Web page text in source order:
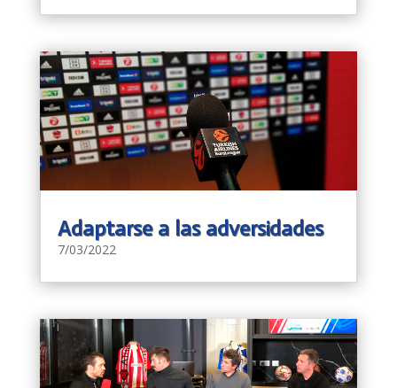
Adaptarse a las adversidades
7/03/2022